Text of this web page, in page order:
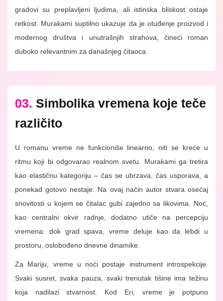
gradovi su preplavljeni ljudima, ali istinska bliskost ostaje
retkost. Murakami suptilno ukazuje da je otuđenje proizvod i
modernog društva i unutrašnjih strahova, čineći roman
duboko relevantnim za današnjeg čitaoca.
03. Simbolika vremena koje teče
različito
U romanu vreme ne funkcioniše linearno, niti se kreće u
ritmu koji bi odgovarao realnom svetu. Murakami ga tretira
kao elastičnu kategoriju – čas se ubrzava, čas usporava, a
ponekad gotovo nestaje. Na ovaj način autor stvara osećaj
snovitosti u kojem se čitalac gubi zajedno sa likovima. Noć,
kao centralni okvir radnje, dodatno utiče na percepciju
vremena: dok grad spava, vreme deluje kao da lebdi u
prostoru, oslobođeno dnevne dinamike.
Za Mariju, vreme u noći postaje instrument introspekcije.
Svaki susret, svaka pauza, svaki trenutak tišine ima težinu
koja nadilazi stvarnost. Kod Eri, vreme je potpuno